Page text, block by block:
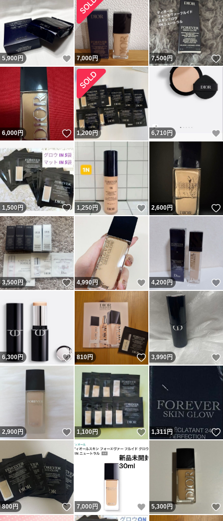
5,900円 いいね！
7,000円 7,500円
6,000円 いいね！
1,200円 6,710 円
1,500円 いいね！
1,250円 いいね！
2,600円
3,500円 いいね！
4,990円 いいね！
4,200円
6,300円 いいね！
810円 いいね！
3,990円
2,900円 いいね！
1,100円 いいね！
1,311円
800円 いいね！
7,000 円 いいね！
5,300円